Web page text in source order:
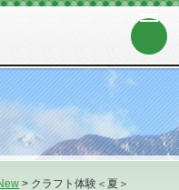
> クラフト体験＜夏＞